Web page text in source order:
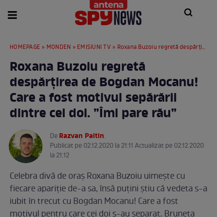
HOMEPAGE » MONDEN » EMISIUNI TV » Roxana Buzoiu regretă despărțirea de Bogdan Mocanu! Care a fost motivul sepărării dintre cei doi. ”Îmi pare rău”
Roxana Buzoiu regretă
despărțirea de Bogdan Mocanu!
Care a fost motivul sepărării
dintre cei doi. ”Îmi pare rău”
DeRazvan Paltin.
Publicat pe 02.12.2020 la 21:11 Actualizat pe 02.12.2020
la 21:12
Celebra divă de oraș Roxana Buzoiu uimește cu
fiecare apariție de-a sa, însă puțini știu că vedeta s-a
iubit în trecut cu Bogdan Mocanu! Care a fost